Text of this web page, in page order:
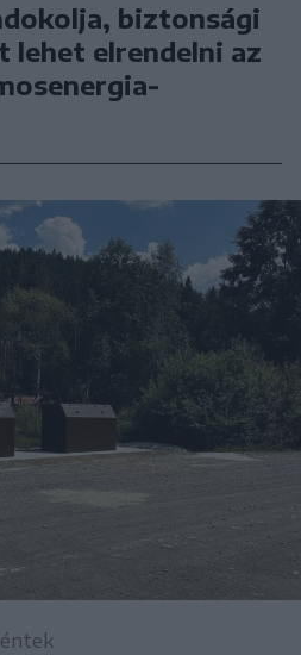
biztonsági
lehet elrendelni az